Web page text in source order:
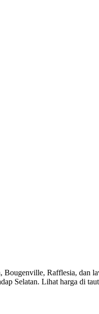
Rafflesia, dan
Selatan. Lihat harga di